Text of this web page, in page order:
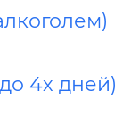
4х дней)